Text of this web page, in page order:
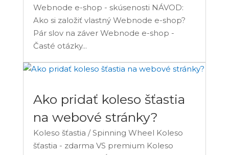
Webnode e-shop - skúsenosti NÁVOD:
Ako si založiť vlastný Webnode e-shop?
Pár slov na záver Webnode e-shop -
Časté otázky...
Ako pridať koleso šťastia
na webové stránky?
Koleso šťastia / Spinning Wheel Koleso
šťastia - zdarma VS premium Koleso